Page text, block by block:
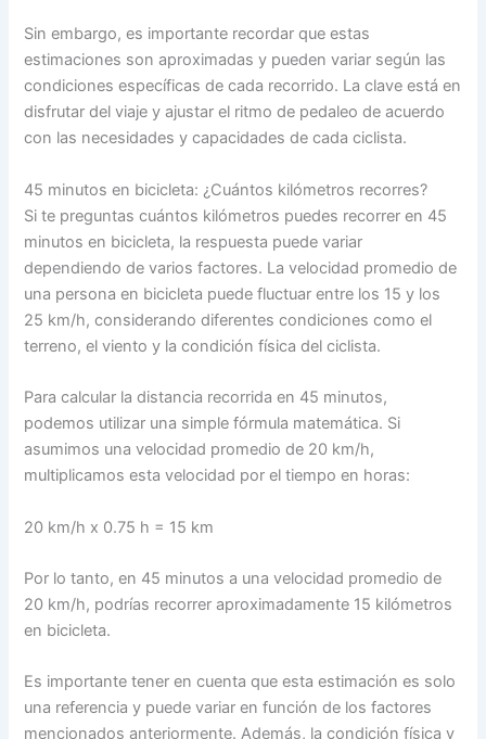
Sin embargo, es importante recordar que estas
estimaciones son aproximadas y pueden variar según las
condiciones específicas de cada recorrido. La clave está en
disfrutar del viaje y ajustar el ritmo de pedaleo de acuerdo
con las necesidades y capacidades de cada ciclista.
45 minutos en bicicleta: ¿Cuántos kilómetros recorres?
Si te preguntas cuántos kilómetros puedes recorrer en 45
minutos en bicicleta, la respuesta puede variar
dependiendo de varios factores. La velocidad promedio de
una persona en bicicleta puede fluctuar entre los 15 y los
25 km/h, considerando diferentes condiciones como el
terreno, el viento y la condición física del ciclista.
Para calcular la distancia recorrida en 45 minutos,
podemos utilizar una simple fórmula matemática. Si
asumimos una velocidad promedio de 20 km/h,
multiplicamos esta velocidad por el tiempo en horas:
20 km/h x 0.75 h = 15 km
Por lo tanto, en 45 minutos a una velocidad promedio de
20 km/h, podrías recorrer aproximadamente 15 kilómetros
en bicicleta.
Es importante tener en cuenta que esta estimación es solo
una referencia y puede variar en función de los factores
mencionados anteriormente. Además, la condición física y